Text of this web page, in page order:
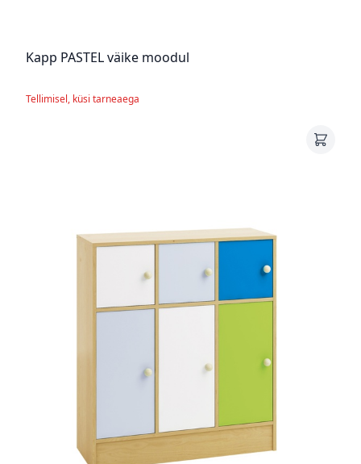
Kapp PASTEL väike moodul
Tellimisel, küsi tarneaega